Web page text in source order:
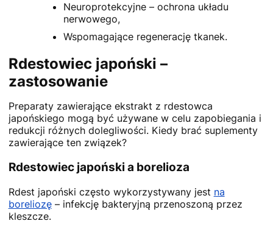
Neuroprotekcyjne – ochrona układu
nerwowego,
Wspomagające regenerację tkanek.
Rdestowiec japoński –
zastosowanie
Preparaty zawierające ekstrakt z rdestowca
japońskiego mogą być używane w celu zapobiegania i
redukcji różnych dolegliwości. Kiedy brać suplementy
zawierające ten związek?
Rdestowiec japoński a borelioza
Rdest japoński często wykorzystywany jest na
boreliozę– infekcję bakteryjną przenoszoną przez
kleszcze.